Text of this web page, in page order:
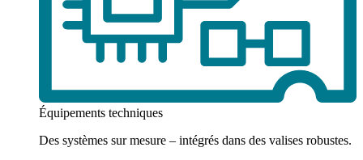
Équipements techniques
Des systèmes sur mesure – intégrés dans des valises robustes.